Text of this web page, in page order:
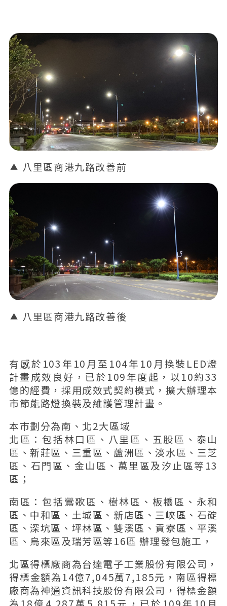
八里區商港九路改善前
八里區商港九路改善後
有感於103年10月至104年10月換裝LED燈
計畫成效良好，已於109年度起，以10約33
億的經費，採用成效式契約模式，擴大辦理本
市節能路燈換裝及維護管理計畫。
本市劃分為南、北2大區域
北區：包括林口區、八里區、五股區、泰山
區、新莊區、三重區、蘆洲區、淡水區、三芝
區、石門區、金山區、萬里區及汐止區等13
區；
南區：包括鶯歌區、樹林區、板橋區、永和
區、中和區、土城區、新店區、三峽區、石碇
區、深坑區、坪林區、雙溪區、貢寮區、平溪
區、烏來區及瑞芳區等16區 辦理發包施工，
北區得標廠商為台達電子工業股份有限公司，
得標金額為14億7,045萬7,185元，南區得標
廠商為神通資訊科技股份有限公司，得標金額